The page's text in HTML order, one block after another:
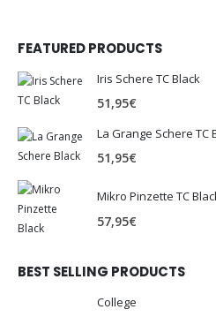
FEATURED PRODUCTS
Iris Schere TC Black
51,95€
La Grange Schere TC
51,95€
Mikro Pinzette TC
57,95€
BEST SELLING PRODUCTS
College